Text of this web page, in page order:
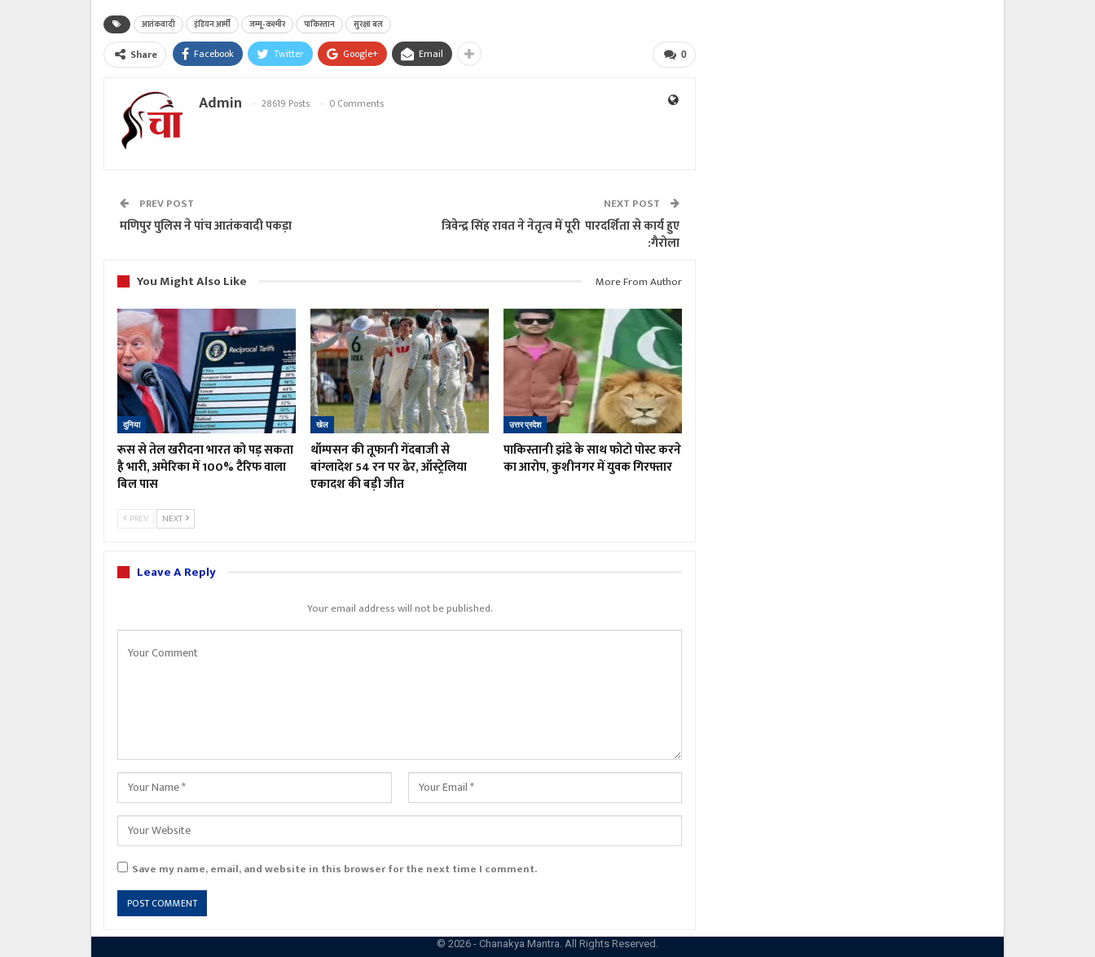
आतंकवादी इंडियन आर्मी जम्मू-कश्मीर पाकिस्तान सुरक्षा बल
0
Share Facebook Twitter Google+ Email
Admin 28619 Posts 0 Comments
PREV POST
मणिपुर पुलिस ने पांच आतंकवादी पकड़ा
NEXT POST
त्रिवेन्द्र सिंह रावत ने नेतृत्व में पूरी पारदर्शिता से कार्य हुए
:गैरोला
You Might Also Like
More From Author
दुनिया
रूस से तेल खरीदना भारत को पड़ सकता
है भारी, अमेरिका में 100% टैरिफ वाला
बिल पास
खेल
थॉम्पसन की तूफानी गेंदबाजी से
बांग्लादेश 54 रन पर ढेर, ऑस्ट्रेलिया
एकादश की बड़ी जीत
उत्तर प्रदेश
पाकिस्तानी झंडे के साथ फोटो पोस्ट करने
का आरोप, कुशीनगर में युवक गिरफ्तार
PREV NEXT
Leave A Reply
Your email address will not be published.
Save my name, email, and website in this browser for the next time I comment.
© 2026 - Chanakya Mantra. All Rights Reserved.